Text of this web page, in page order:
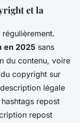
et la
en 2025 sans
du contenu, voire
copyright sur
légale
repost
repost